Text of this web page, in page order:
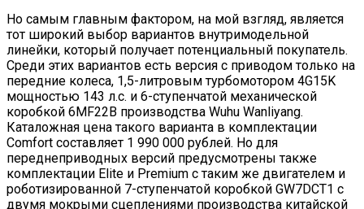
Но самым главным фактором, на мой взгляд, является
тот широкий выбор вариантов внутримодельной
линейки, который получает потенциальный покупатель.
Среди этих вариантов есть версия с приводом только на
передние колеса, 1,5-литровым турбомотором 4G15K
мощностью 143 л.с. и 6-ступенчатой механической
коробкой 6MF22B производства Wuhu Wanliyang.
Каталожная цена такого варианта в комплектации
Comfort составляет 1 990 000 рублей. Но для
переднеприводных версий предусмотрены также
комплектации Elite и Premium с таким же двигателем и
роботизированной 7-ступенчатой коробкой GW7DCT1 с
двумя мокрыми сцеплениями производства китайской